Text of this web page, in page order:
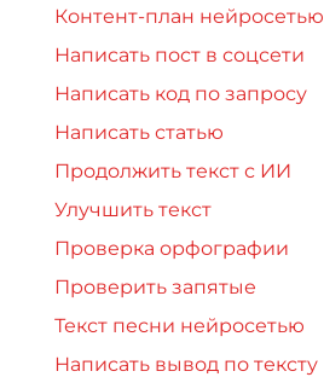
Контент-план нейросетью
Написать пост в соцсети
Написать код по запросу
Написать статью
Продолжить текст с ИИ
Улучшить текст
Проверка орфографии
Проверить запятые
Текст песни нейросетью
Написать вывод по тексту